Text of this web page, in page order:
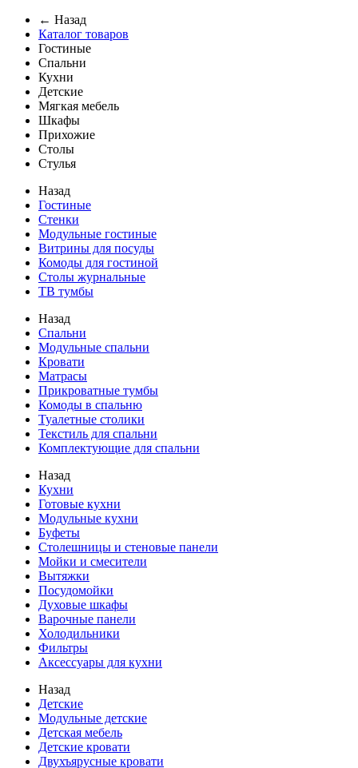
← Назад
Каталог товаров
Гостиные
Спальни
Кухни
Детские
Мягкая мебель
Шкафы
Прихожие
Столы
Стулья
Назад
Гостиные
Стенки
Модульные гостиные
Витрины для посуды
Комоды для гостиной
Столы журнальные
ТВ тумбы
Назад
Спальни
Модульные спальни
Кровати
Матрасы
Прикроватные тумбы
Комоды в спальню
Туалетные столики
Текстиль для спальни
Комплектующие для спальни
Назад
Кухни
Готовые кухни
Модульные кухни
Буфеты
Столешницы и стеновые панели
Мойки и смесители
Вытяжки
Посудомойки
Духовые шкафы
Варочные панели
Холодильники
Фильтры
Аксессуары для кухни
Назад
Детские
Модульные детские
Детская мебель
Детские кровати
Двухъярусные кровати